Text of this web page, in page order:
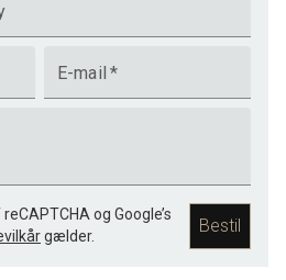
E-mail *
og Google’s
gælder. Bestil